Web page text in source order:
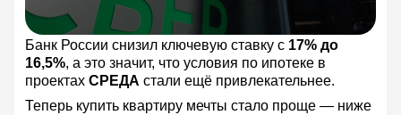
Банк России снизил ключевую ставку с 17% до
16,5%, а это значит, что условия по ипотеке в
проектах СРЕДА стали ещё привлекательнее.
Теперь купить квартиру мечты стало проще — ниже